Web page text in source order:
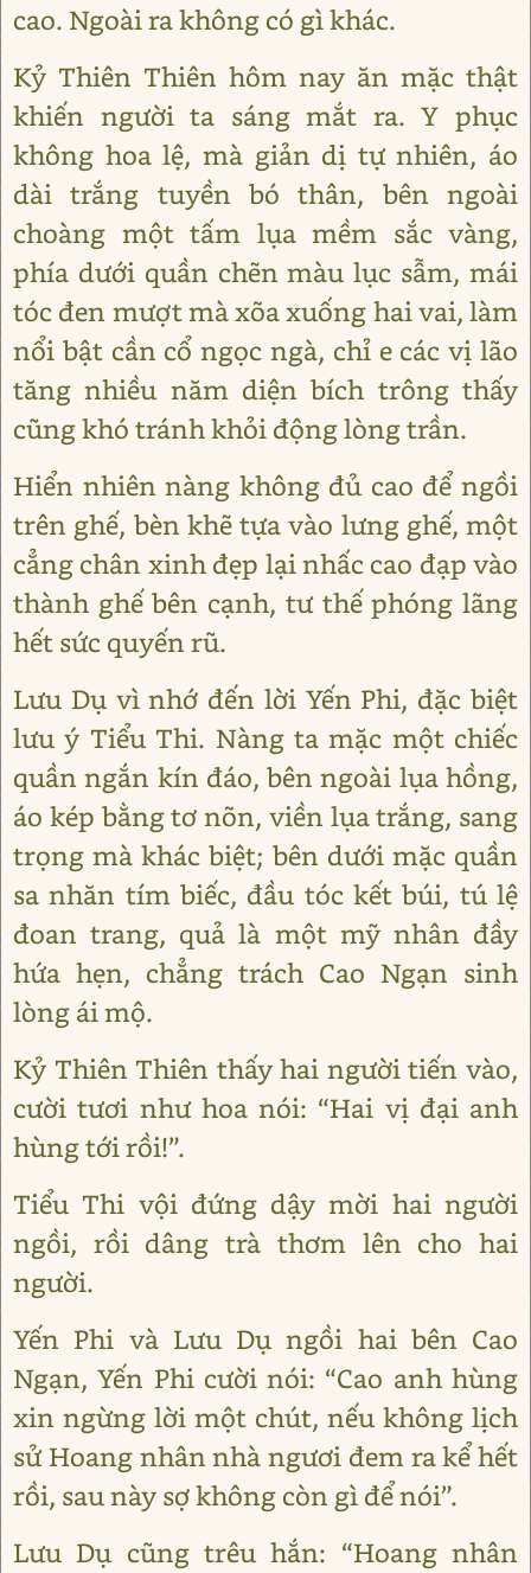
cao. Ngoài ra không có gì khác.
Kỷ Thiên Thiên hôm nay ăn mặc thật
khiến người ta sáng mắt ra. Y phục
không hoa lệ, mà giản dị tự nhiên, áo
dài trắng tuyền bó thân, bên ngoài
choàng một tấm lụa mềm sắc vàng,
phía dưới quần chẽn màu lục sẫm, mái
tóc đen mượt mà xõa xuống hai vai, làm
nổi bật cần cổ ngọc ngà, chỉ e các vị lão
tăng nhiều năm diện bích trông thấy
cũng khó tránh khỏi động lòng trần.
Hiển nhiên nàng không đủ cao để ngồi
trên ghế, bèn khẽ tựa vào lưng ghế, một
cẳng chân xinh đẹp lại nhấc cao đạp vào
thành ghế bên cạnh, tư thế phóng lãng
hết sức quyến rũ.
Lưu Dụ vì nhớ đến lời Yến Phi, đặc biệt
lưu ý Tiểu Thi. Nàng ta mặc một chiếc
quần ngắn kín đáo, bên ngoài lụa hồng,
áo kép bằng tơ nõn, viền lụa trắng, sang
trọng mà khác biệt; bên dưới mặc quần
sa nhăn tím biếc, đầu tóc kết búi, tú lệ
đoan trang, quả là một mỹ nhân đầy
hứa hẹn, chẳng trách Cao Ngạn sinh
lòng ái mộ.
Kỷ Thiên Thiên thấy hai người tiến vào,
cười tươi như hoa nói: “Hai vị đại anh
hùng tới rồi!”.
Tiểu Thi vội đứng dậy mời hai người
ngồi, rồi dâng trà thơm lên cho hai
người.
Yến Phi và Lưu Dụ ngồi hai bên Cao
Ngạn, Yến Phi cười nói: “Cao anh hùng
xin ngừng lời một chút, nếu không lịch
sử Hoang nhân nhà ngươi đem ra kể hết
rồi, sau này sợ không còn gì để nói”.
Lưu Dụ cũng trêu hắn: “Hoang nhân